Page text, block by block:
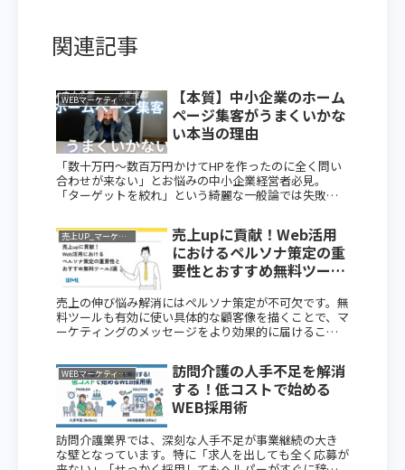
関連記事
WEBマーケティング
【本質】中小企業のホーム
ページ集客がうまくいかな
い本当の理由
「数十万円〜数百万円かけてHPを作ったのに全く問い
合わせが来ない」とお悩みの中小企業経営者必見。
「ターゲットを絞れ」という綺麗な一般論では失敗し
Web資産を育てる本質的なマーケティング戦略を解説
します。
売上UP_マーケ全般
売上upに貢献！Web活用
におけるペルソナ策定の重
要性とおすすめ無料ツール
売上の伸び悩み解消にはペルソナ策定が不可欠です。無
料ツールも有効に使い具体的な顧客像を描くことで、マ
ーケティングのメッセージをより効果的に届けること
WEBマーケティング
訪問介護の人手不足を解消
する！低コストで始める
WEB採用術
訪問介護業界では、深刻な人手不足が事業継続の大き
な壁となっています。特に「求人を出しても全く応募が